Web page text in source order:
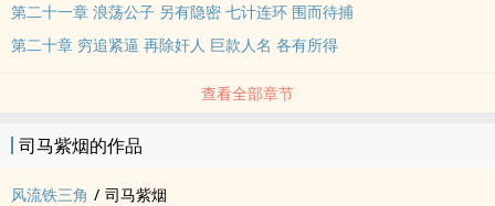
第二十一章 ‍­浪­‌‌荡­​​公子 另有隐密 七计连环 围而待捕
第二十章 穷追紧逼 再除奸人 巨款人名 各有所得
查看全部章节
司马紫烟的作品
风流铁三角 / 司马紫烟